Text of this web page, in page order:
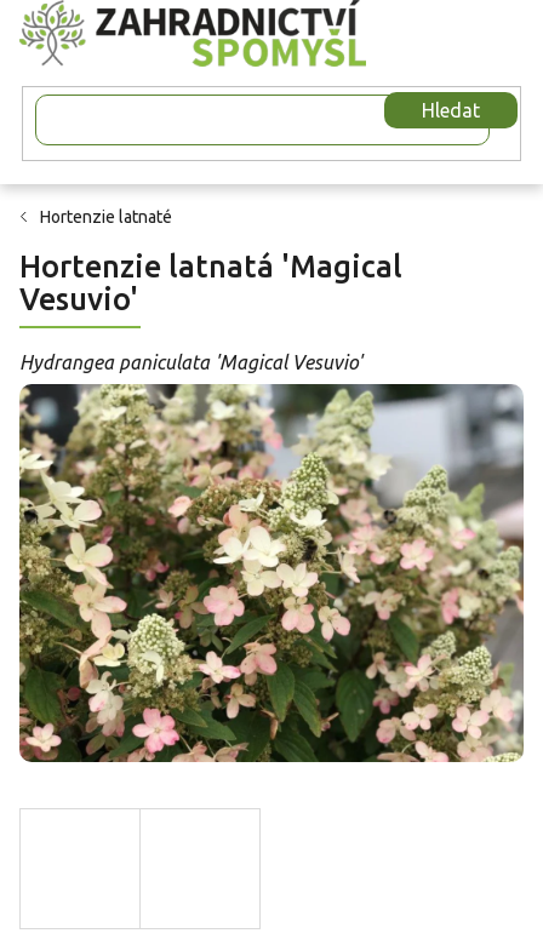
Přejít
na
obsah
Hledat
Hortenzie latnaté
Hortenzie latnatá 'Magical
Vesuvio'
Hydrangea paniculata 'Magical Vesuvio'